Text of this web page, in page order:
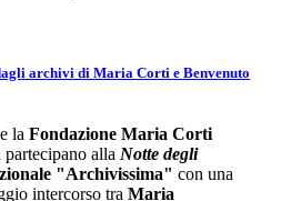
archivi di Maria Corti e Benvenuto
e la Fondazione Maria Corti
alla Notte degli
"Archivissima" con una
intercorso tra Maria